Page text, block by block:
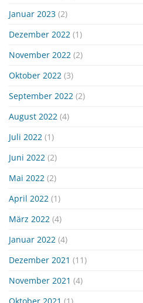
Januar 2023 (2)
Dezember 2022 (1)
November 2022 (2)
Oktober 2022 (3)
September 2022 (2)
August 2022 (4)
Juli 2022 (1)
Juni 2022 (2)
Mai 2022 (2)
April 2022 (1)
März 2022 (4)
Januar 2022 (4)
Dezember 2021 (11)
November 2021 (4)